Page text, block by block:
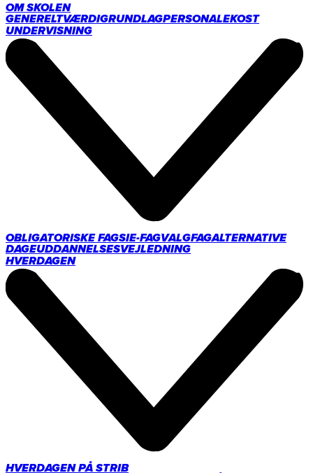
OM SKOLEN
GENERELTVÆRDIGRUNDLAGPERSONALEKOST
UNDERVISNING
OBLIGATORISKE FAGSIE-FAGVALGFAGALTERNATIVE
DAGEUDDANNELSESVEJLEDNING
HVERDAGEN
HVERDAGEN PÅ STRIB